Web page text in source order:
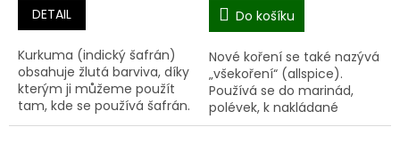
DETAIL
Kurkuma (indický šafrán)
obsahuje žlutá barviva, díky
kterým ji můžeme použít
tam, kde se používá šafrán.
Na rozdíl od šafránu je
Do košíku
Nové koření se také nazývá
„všekoření“ (allspice).
Používá se do marinád,
polévek, k nakládané
zelenině, do svařeného